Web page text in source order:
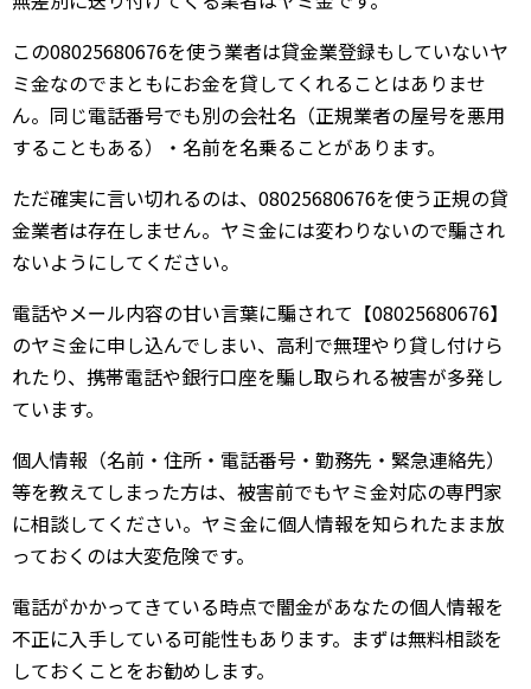
この08025680676を使う業者は貸金業登録もしていないヤ
ミ金なのでまともにお金を貸してくれることはありませ
ん。同じ電話番号でも別の会社名（正規業者の屋号を悪用
することもある）・名前を名乗ることがあります。
ただ確実に言い切れるのは、08025680676を使う正規の貸
金業者は存在しません。ヤミ金には変わりないので騙され
ないようにしてください。
電話やメール内容の甘い言葉に騙されて【08025680676】
のヤミ金に申し込んでしまい、高利で無理やり貸し付けら
れたり、携帯電話や銀行口座を騙し取られる被害が多発し
ています。
個人情報（名前・住所・電話番号・勤務先・緊急連絡先）
等を教えてしまった方は、被害前でもヤミ金対応の専門家
に相談してください。ヤミ金に個人情報を知られたまま放
っておくのは大変危険です。
電話がかかってきている時点で闇金があなたの個人情報を
不正に入手している可能性もあります。まずは無料相談を
しておくことをお勧めします。